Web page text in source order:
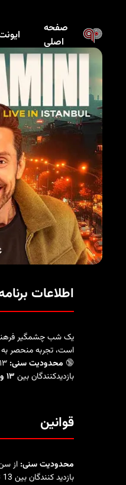
صفحه
اصلی
اطلاعات
یک شب چشمگیر
است، تجربه منحصر به
🔞 محدودیت سنی:
بازدیدکنندگان بین ۱۳ و ۱۸ ساله
قوانین
محدودیت سنی: از سن 13
بازدید کنندگان بین 13 تا 18 سال فقط در صورت همراهی یک سرپرست قانونی پذیرفته می شوند.